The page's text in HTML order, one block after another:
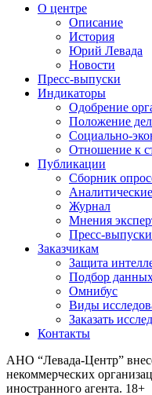
О центре
Описание
История
Юрий Левада
Новости
Пресс-выпуски
Индикаторы
Одобрение
Положение дел
Социально-
Отношение к
Публикации
Сборник
Журнал
Мнения
Пресс-выпуски
Заказчикам
Защита
Подбор
Омнибус
Виды
Заказать
Контакты
АНО “Левада-Центр”
некоммерческих
иностранного агента. 18+